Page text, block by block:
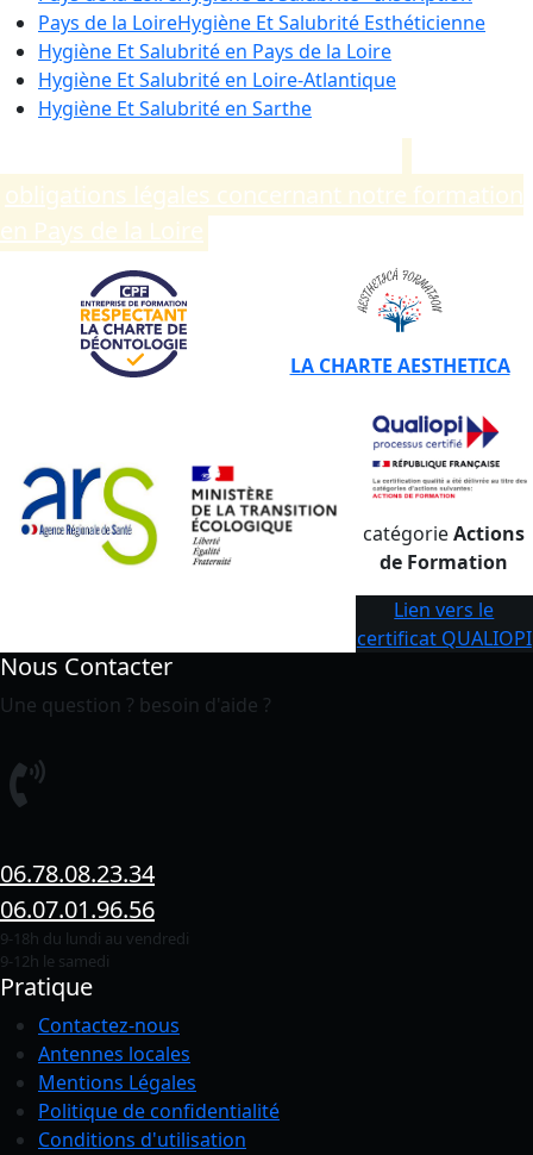
Pays de la LoireHygiène Et Salubrité Esthéticienne
Hygiène Et Salubrité en Pays de la Loire
Hygiène Et Salubrité en Loire-Atlantique
Hygiène Et Salubrité en Sarthe
obligations légales concernant notre formation
en Pays de la Loire
LA CHARTE AESTHETICA
catégorieActions
de Formation
Lien vers le
certificat QUALIOPI
Nous Contacter
Une question ? besoin d'aide ?
06.78.08.23.34
06.07.01.96.56
9-18h du lundi au vendredi
9-12h le samedi
Pratique
Contactez-nous
Antennes locales
Mentions Légales
Politique de confidentialité
Conditions d'utilisation